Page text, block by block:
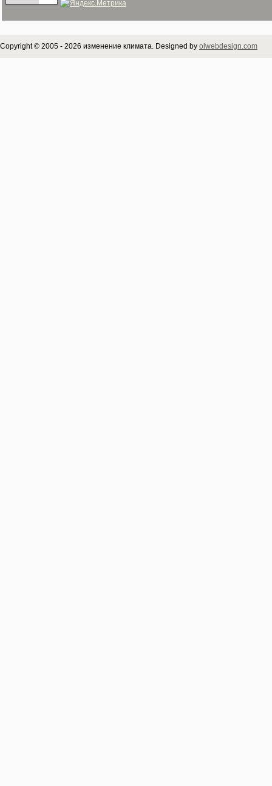
Copyright © 2005 - 2026 изменение климата. Designed by olwebdesign.com